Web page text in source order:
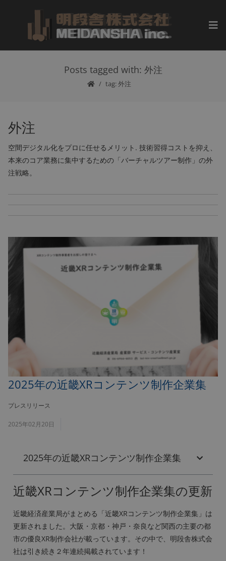
Posts tagged with: 外注
tag: 外注
外注
空間デジタル化をプロに任せるメリット. 技術習得コストを抑え、
本来のコア業務に集中するための「バーチャルツアー制作」の外
注戦略。
2025年の近畿XRコンテンツ制作企業集
プレスリリース
2025年02月20日
2025年の近畿XRコンテンツ制作企業集
近畿XRコンテンツ制作企業集の更新
近畿経済産業局がまとめる「近畿XRコンテンツ制作企業集」は
更新されました。大阪・京都・神戸・奈良など関西の主要の都
市の優良XR制作会社が載っています。その中で、明段舎株式会
社は引き続き２年連続掲載されています！